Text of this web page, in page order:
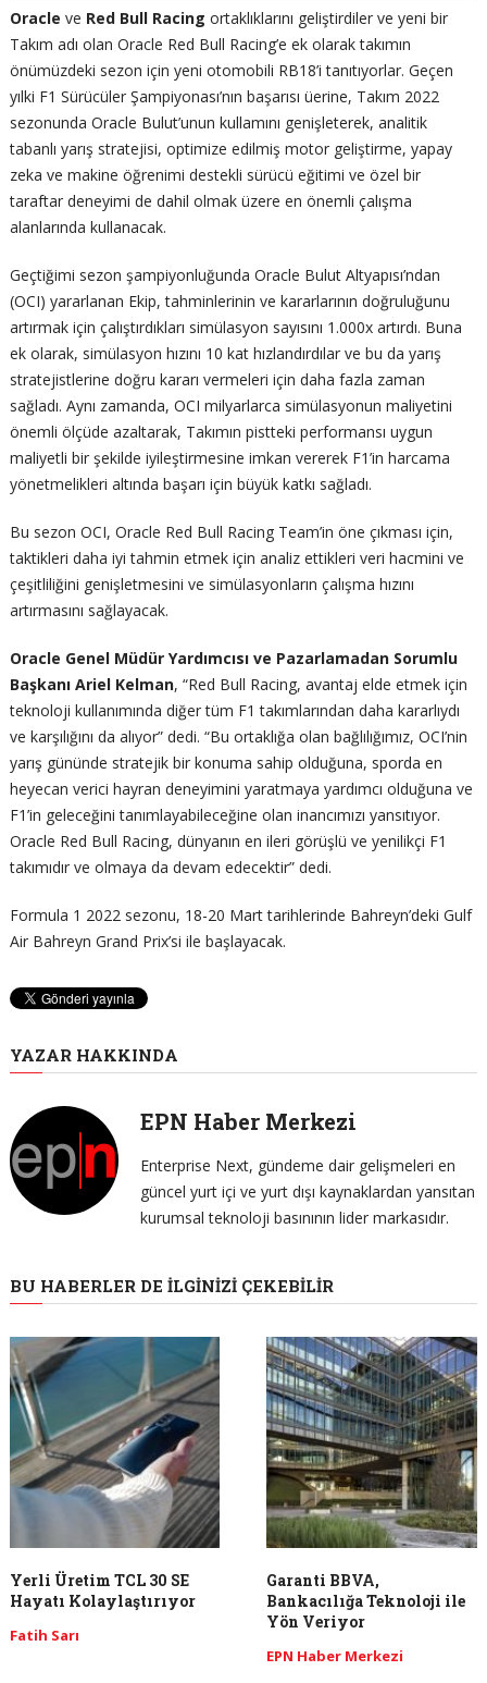
Oracle ve Red Bull Racing ortaklıklarını geliştirdiler ve yeni bir
Takım adı olan Oracle Red Bull Racing’e ek olarak takımın
önümüzdeki sezon için yeni otomobili RB18’i tanıtıyorlar. Geçen
yılki F1 Sürücüler Şampiyonası’nın başarısı üerine, Takım 2022
sezonunda Oracle Bulut’unun kullamını genişleterek, analitik
tabanlı yarış stratejisi, optimize edilmiş motor geliştirme, yapay
zeka ve makine öğrenimi destekli sürücü eğitimi ve özel bir
taraftar deneyimi de dahil olmak üzere en önemli çalışma
alanlarında kullanacak.
Geçtiğimi sezon şampiyonluğunda Oracle Bulut Altyapısı’ndan
(OCI) yararlanan Ekip, tahminlerinin ve kararlarının doğruluğunu
artırmak için çalıştırdıkları simülasyon sayısını 1.000x artırdı. Buna
ek olarak, simülasyon hızını 10 kat hızlandırdılar ve bu da yarış
stratejistlerine doğru kararı vermeleri için daha fazla zaman
sağladı. Aynı zamanda, OCI milyarlarca simülasyonun maliyetini
önemli ölçüde azaltarak, Takımın pistteki performansı uygun
maliyetli bir şekilde iyileştirmesine imkan vererek F1’in harcama
yönetmelikleri altında başarı için büyük katkı sağladı.
Bu sezon OCI, Oracle Red Bull Racing Team’in öne çıkması için,
taktikleri daha iyi tahmin etmek için analiz ettikleri veri hacmini ve
çeşitliliğini genişletmesini ve simülasyonların çalışma hızını
artırmasını sağlayacak.
Oracle Genel Müdür Yardımcısı ve Pazarlamadan Sorumlu
Başkanı Ariel Kelman, “Red Bull Racing, avantaj elde etmek için
teknoloji kullanımında diğer tüm F1 takımlarından daha kararlıydı
ve karşılığını da alıyor” dedi. “Bu ortaklığa olan bağlılığımız, OCI’nin
yarış gününde stratejik bir konuma sahip olduğuna, sporda en
heyecan verici hayran deneyimini yaratmaya yardımcı olduğuna ve
F1’in geleceğini tanımlayabileceğine olan inancımızı yansıtıyor.
Oracle Red Bull Racing, dünyanın en ileri görüşlü ve yenilikçi F1
takımıdır ve olmaya da devam edecektir” dedi.
Formula 1 2022 sezonu, 18-20 Mart tarihlerinde Bahreyn’deki Gulf
Air Bahreyn Grand Prix’si ile başlayacak.
YAZAR HAKKINDA
EPN Haber Merkezi
Enterprise Next, gündeme dair gelişmeleri en
güncel yurt içi ve yurt dışı kaynaklardan yansıtan
kurumsal teknoloji basınının lider markasıdır.
BU HABERLER DE İLGINIZI ÇEKEBILIR
Yerli Üretim TCL 30 SE
Hayatı Kolaylaştırıyor
Fatih Sarı
Garanti BBVA,
Bankacılığa Teknoloji ile
Yön Veriyor
EPN Haber Merkezi